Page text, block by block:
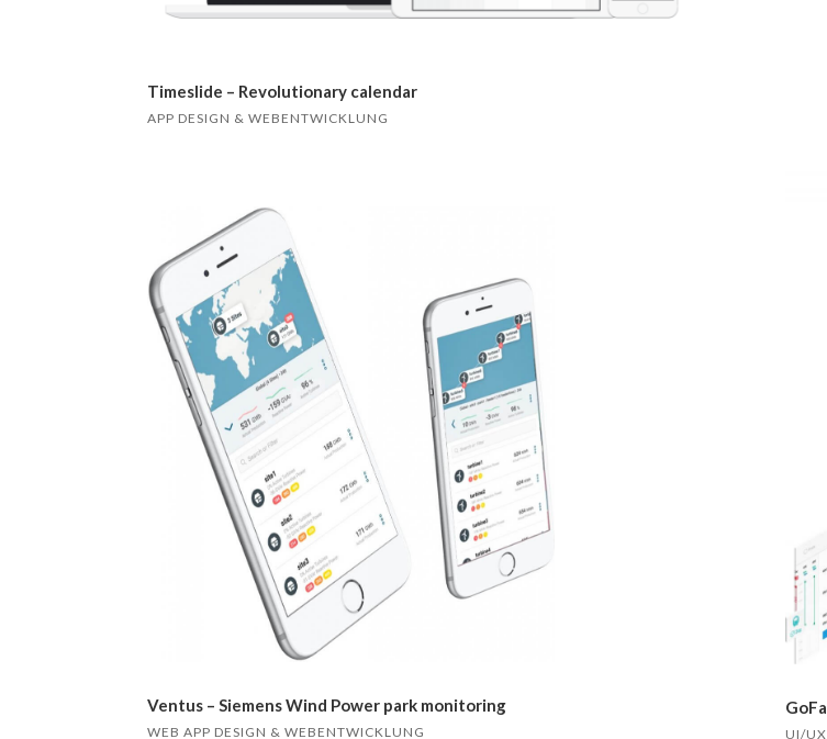
Timeslide – Revolutionary calendar
APP DESIGN & WEBENTWICKLUNG
Ventus – Siemens Wind Power park monitoring
WEB APP DESIGN & WEBENTWICKLUNG UI/